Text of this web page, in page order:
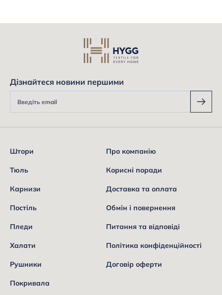
Дізнайтеся новини першими
Штори
Тюль
Карнизи
Постіль
Пледи
Халати
Рушники
Покривала
Про компанію
Корисні поради
Доставка та оплата
Обмін і повернення
Питання та відповіді
Політика конфіденційності
Договір оферти